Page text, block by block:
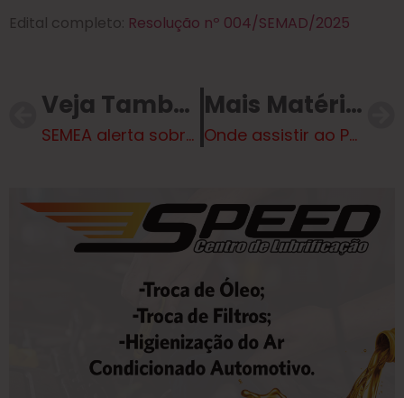
Edital completo: Resolução nº 004/SEMAD/2025
Veja Também
SEMEA alerta sobre a “Seca da Mangueira”, doença que tem afetado árvores em Três Lagoas
Mais Matérias
Onde assistir ao Paulistão 2025 hoje?